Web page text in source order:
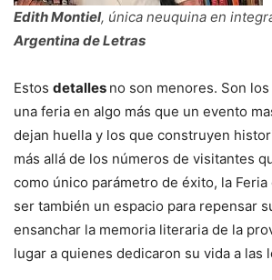
Edith Montiel, única neuquina en
Argentina de Letras
Estos detalles no son menores. Son
una feria en algo más que un evento
dejan huella y los que construyen
más allá de los números de visitantes
como único parámetro de éxito, la
ser también un espacio para repensar
ensanchar la memoria literaria de la
lugar a quienes dedicaron su vida a las